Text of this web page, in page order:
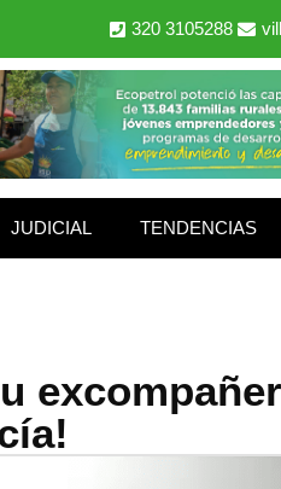
320 3105288
JUDICIAL TENDENCIAS